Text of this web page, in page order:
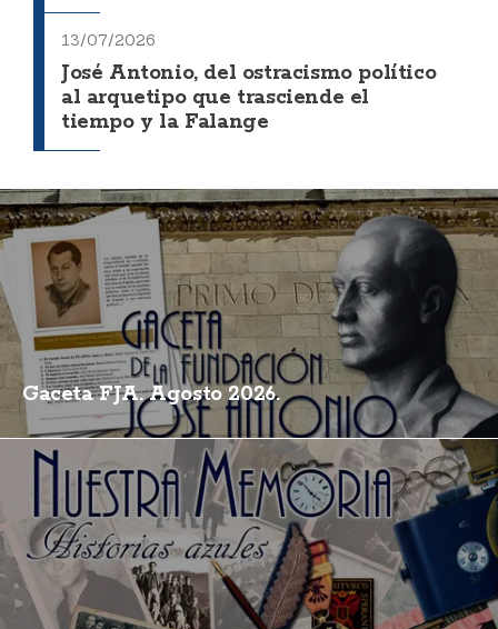
13/07/2026
José Antonio, del ostracismo político
al arquetipo que trasciende el
tiempo y la Falange
Gaceta FJA. Agosto 2026.